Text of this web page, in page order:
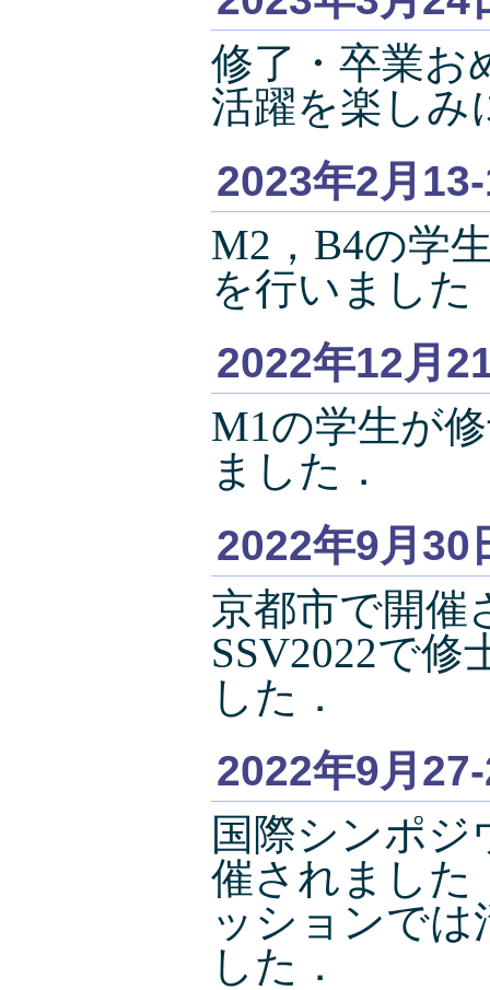
修了・卒業お
活躍を楽しみ
2023年2月
M2，B4の学
を行いました
2022年12月
M1の学生が
ました．
2022年9月30
京都市で開催
SSV2022で
した．
2022年9月
国際シンポジ
催されました
ッションで
した．